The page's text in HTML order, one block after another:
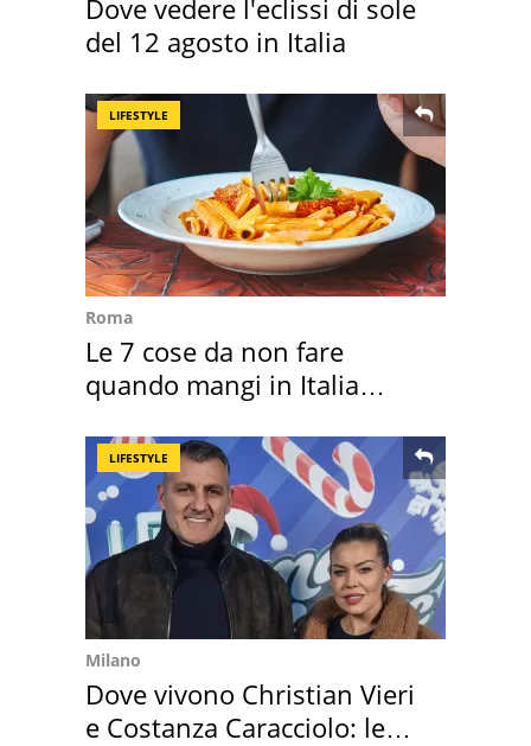
Dove vedere l'eclissi di sole
del 12 agosto in Italia
LIFESTYLE
Roma
Le 7 cose da non fare
quando mangi in Italia
LIFESTYLE
Milano
Dove vivono Christian Vieri
e Costanza Caracciolo: le